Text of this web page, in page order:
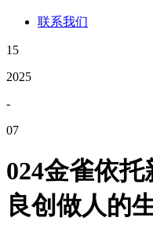
联系我们
15
2025
-
07
024金雀依
良创做人的